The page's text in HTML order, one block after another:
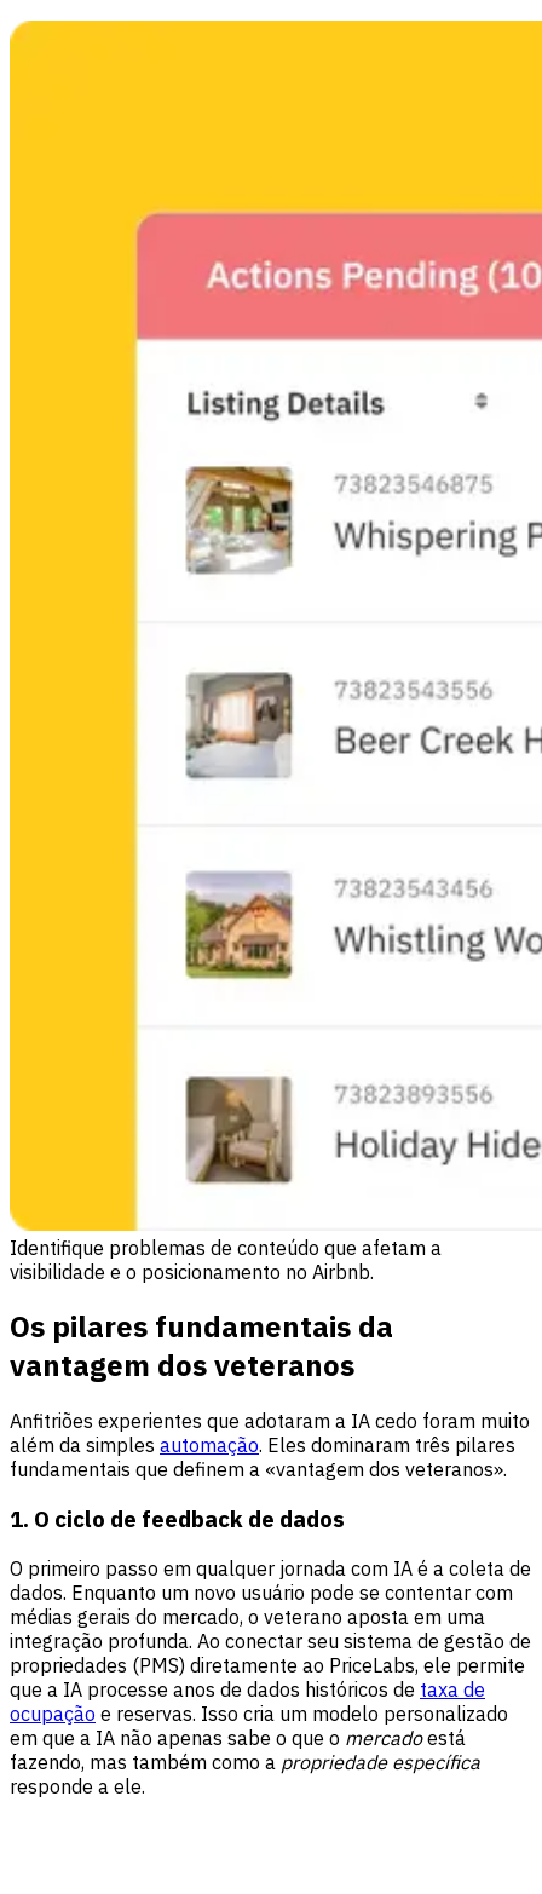
Identifique problemas de conteúdo que afetam a
visibilidade e o posicionamento no Airbnb.
Os pilares fundamentais da
vantagem dos veteranos
Anfitriões experientes que adotaram a IA cedo foram muito
além da simples automação. Eles dominaram três pilares
fundamentais que definem a «vantagem dos veteranos».
1. O ciclo de feedback de dados
O primeiro passo em qualquer jornada com IA é a coleta de
dados. Enquanto um novo usuário pode se contentar com
médias gerais do mercado, o veterano aposta em uma
integração profunda. Ao conectar seu sistema de gestão de
propriedades (PMS) diretamente ao PriceLabs, ele permite
que a IA processe anos de dados históricos de taxa de
ocupação e reservas. Isso cria um modelo personalizado
em que a IA não apenas sabe o que o mercadoestá
fazendo, mas também como a propriedade específica
responde a ele.